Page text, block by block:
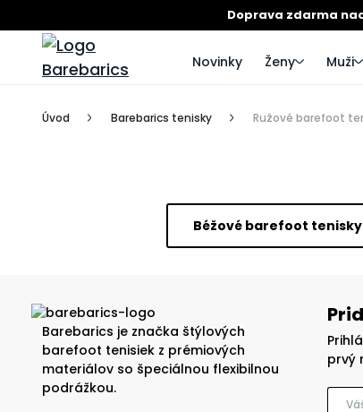
Doprava zdarma
Novinky Ženy Muži
Úvod Barebarics tenisky Ružové barefoot
Béžové barefoot tenisky
Barebarics je značka štýlových
barefoot tenisiek z prémiových
materiálov so špeciálnou flexibilnou
podrážkou.
prvý